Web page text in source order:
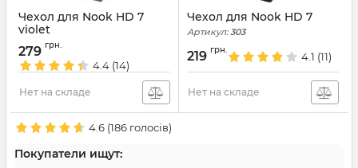
Чехол для Nook HD 7
violet
Артикул:
279 грн.
4.4 (14)
Нет на складе
Чехол для Nook HD 7
Артикул:303
219 грн.
4.1 (11)
Нет на складе
4.6 (186 голосів)
Покупатели ищут: